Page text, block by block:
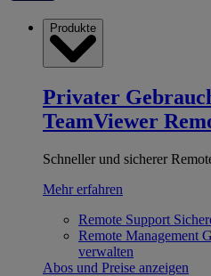
Produkte
Privater
TeamViewer
Schneller und sicherer
Mehr erfahren
Remote Support
Remote Management
verwalten
Abos und Preise anzeigen